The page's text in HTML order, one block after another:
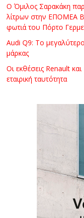
Ο Όμιλος Σαρακάκη
λίτρων στην ΕΠΟΜΕΑ
φωτιά του Πόρτο
Audi Q9: Το
μάρκας
Οι εκθέσεις Renault
εταιρική ταυτότητα